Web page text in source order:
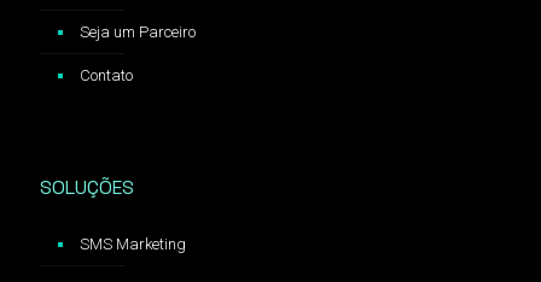
Seja um Parceiro
Contato
SOLUÇÕES
SMS Marketing